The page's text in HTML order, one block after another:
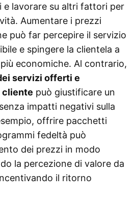
e lavorare su altri fattori per
Aumentare i prezzi
può far percepire il servizio
e spingere la clientela a
economiche. Al contrario,
servizi offerti e
cliente può giustificare un
impatti negativi sulla
offrire pacchetti
fedeltà può
dei prezzi in modo
la percezione di valore da
il ritorno